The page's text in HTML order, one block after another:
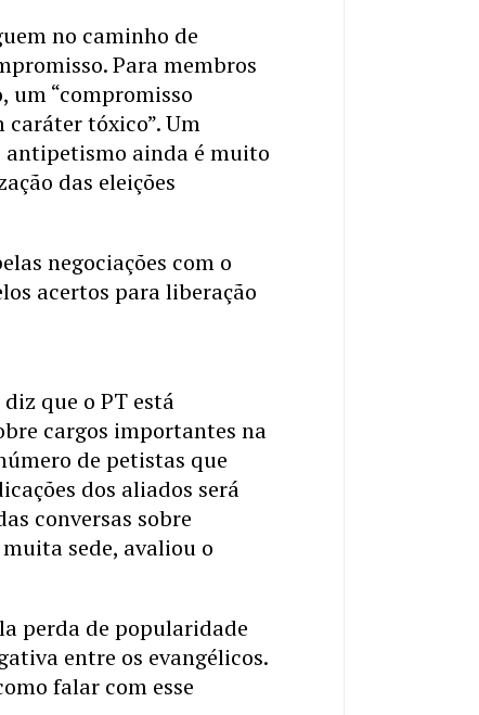
no caminho de
Para membros
um “compromisso
tóxico”. Um
ainda é muito
das eleições
negociações com o
acertos para liberação
que o PT está
cargos importantes na
de petistas que
dos aliados será
conversas sobre
sede, avaliou o
perda de popularidade
entre os evangélicos.
falar com esse